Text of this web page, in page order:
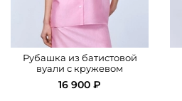
Рубашка из батистовой
вуали с кружевом
16 900 ₽